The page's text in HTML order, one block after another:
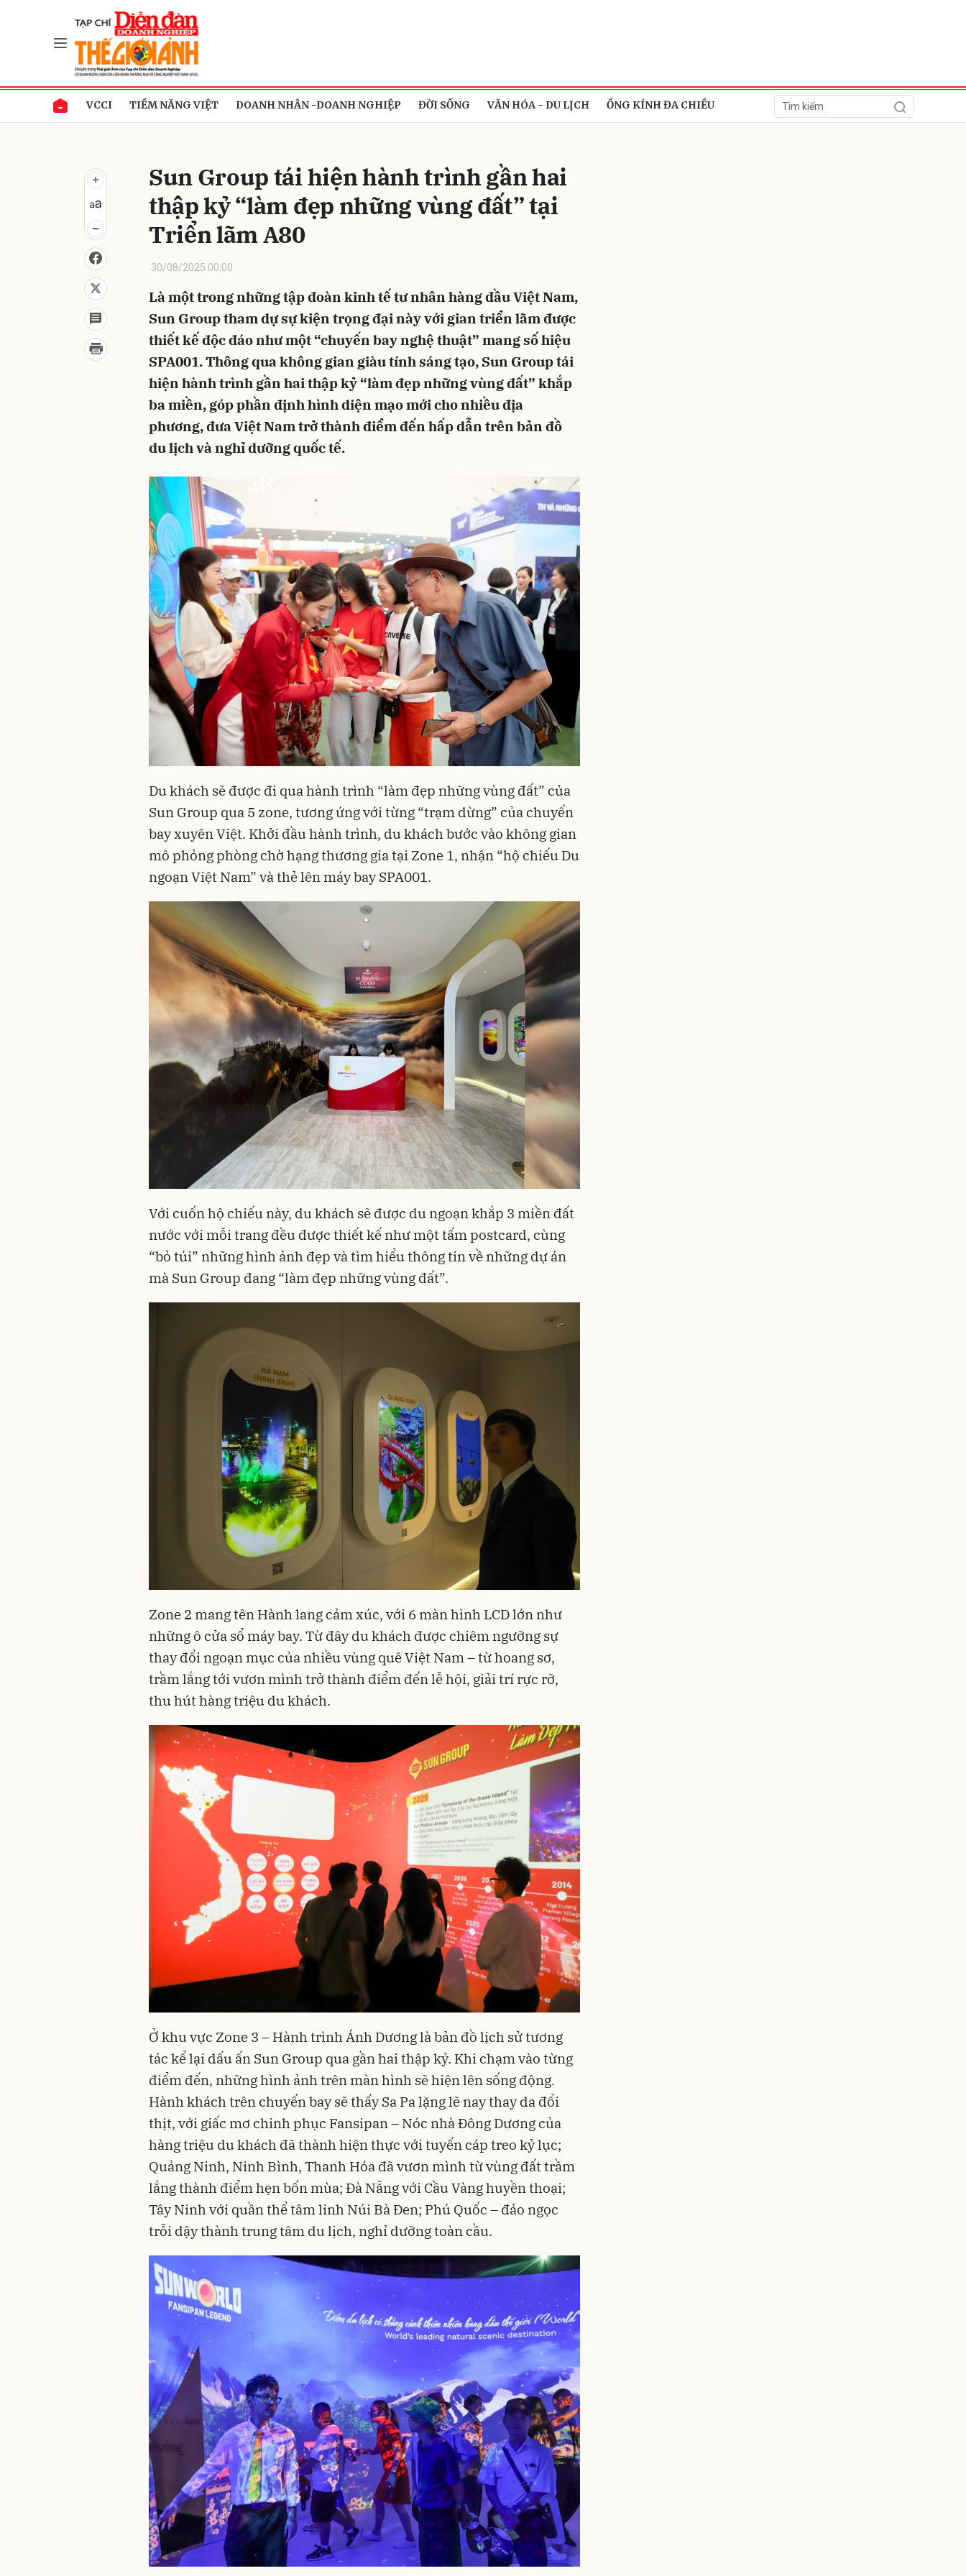
VCCI TIỀM NĂNG VIỆT DOANH NHÂN -DOANH NGHIỆP ĐỜI SỐNG VĂN HÓA - DU LỊCH ỐNG KÍNH ĐA CHIỀU
Sun Group tái hiện hành trình gần hai
thập kỷ “làm đẹp những vùng đất” tại
Triển lãm A80
30/08/2025 00:00
Là một trong những tập đoàn kinh tế tư nhân hàng đầu Việt Nam,
Sun Group tham dự sự kiện trọng đại này với gian triển lãm được
thiết kế độc đáo như một “chuyến bay nghệ thuật” mang số hiệu
SPA001. Thông qua không gian giàu tính sáng tạo, Sun Group tái
hiện hành trình gần hai thập kỷ “làm đẹp những vùng đất” khắp
ba miền, góp phần định hình diện mạo mới cho nhiều địa
phương, đưa Việt Nam trở thành điểm đến hấp dẫn trên bản đồ
du lịch và nghỉ dưỡng quốc tế.
Du khách sẽ được đi qua hành trình “làm đẹp những vùng đất” của
Sun Group qua 5 zone, tương ứng với từng “trạm dừng” của chuyến
bay xuyên Việt. Khởi đầu hành trình, du khách bước vào không gian
mô phỏng phòng chờ hạng thương gia tại Zone 1, nhận “hộ chiếu Du
ngoạn Việt Nam” và thẻ lên máy bay SPA001.
Với cuốn hộ chiếu này, du khách sẽ được du ngoạn khắp 3 miền đất
nước với mỗi trang đều được thiết kế như một tấm postcard, cùng
“bỏ túi” những hình ảnh đẹp và tìm hiểu thông tin về những dự án
mà Sun Group đang “làm đẹp những vùng đất”.
Zone 2 mang tên Hành lang cảm xúc, với 6 màn hình LCD lớn như
những ô cửa sổ máy bay. Từ đây du khách được chiêm ngưỡng sự
thay đổi ngoạn mục của nhiều vùng quê Việt Nam – từ hoang sơ,
trầm lắng tới vươn mình trở thành điểm đến lễ hội, giải trí rực rỡ,
thu hút hàng triệu du khách.
Ở khu vực Zone 3 – Hành trình Ánh Dương là bản đồ lịch sử tương
tác kể lại dấu ấn Sun Group qua gần hai thập kỷ. Khi chạm vào từng
điểm đến, những hình ảnh trên màn hình sẽ hiện lên sống động.
Hành khách trên chuyến bay sẽ thấy Sa Pa lặng lẽ nay thay da đổi
thịt, với giấc mơ chinh phục Fansipan – Nóc nhà Đông Dương của
hàng triệu du khách đã thành hiện thực với tuyến cáp treo kỷ lục;
Quảng Ninh, Ninh Bình, Thanh Hóa đã vươn mình từ vùng đất trầm
lắng thành điểm hẹn bốn mùa; Đà Nẵng với Cầu Vàng huyền thoại;
Tây Ninh với quần thể tâm linh Núi Bà Đen; Phú Quốc – đảo ngọc
trỗi dậy thành trung tâm du lịch, nghỉ dưỡng toàn cầu.